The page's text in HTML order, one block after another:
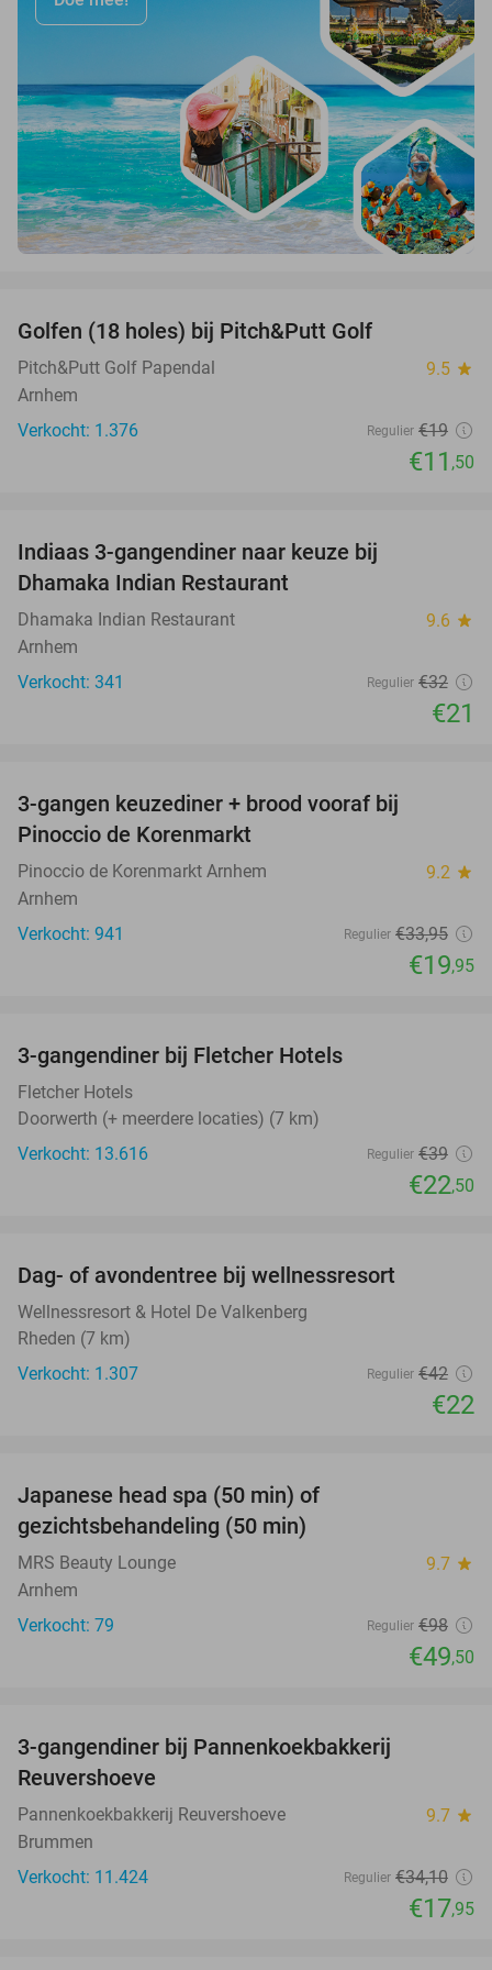
Golfen (18 holes) bij Pitch&Putt Golf
Pitch&Putt Golf Papendal 9.5 star
Arnhem
Verkocht: 1.376
Regulier €19
€11 ,50
Indiaas 3-gangendiner naar keuze bij
Dhamaka Indian Restaurant
Dhamaka Indian Restaurant 9.6 star
Arnhem
Verkocht: 341
Regulier €32
€21
3-gangen keuzediner + brood vooraf bij
Pinoccio de Korenmarkt
Pinoccio de Korenmarkt Arnhem 9.2 star
Arnhem
Verkocht: 941
Regulier €33,95
€19,95
3-gangendiner bij Fletcher Hotels
Fletcher Hotels
Doorwerth (+ meerdere locaties) (7 km)
Verkocht: 13.616
Regulier €39
€22,50
Dag- of avondentree bij wellnessresort
Wellnessresort & Hotel De Valkenberg
Rheden (7 km)
Verkocht: 1.307
Regulier €42
€22
Japanese head spa (50 min) of
gezichtsbehandeling (50 min)
MRS Beauty Lounge 9.7 star
Arnhem
Verkocht: 79
Regulier €98
€49,50
3-gangendiner bij Pannenkoekbakkerij
Reuvershoeve
Pannenkoekbakkerij Reuvershoeve 9.7 star
Brummen
Verkocht: 11.424
Regulier €34,10
€17,95